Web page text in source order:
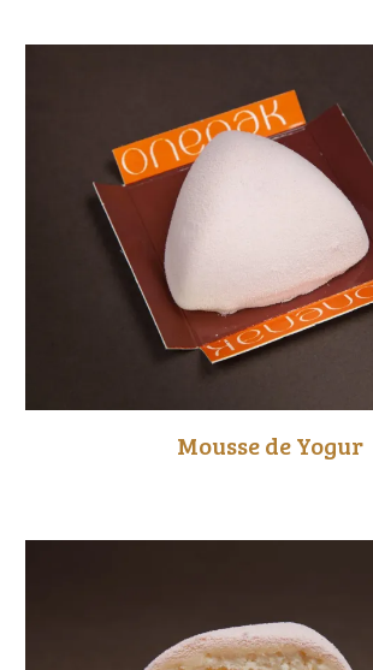
Mousse deYogur